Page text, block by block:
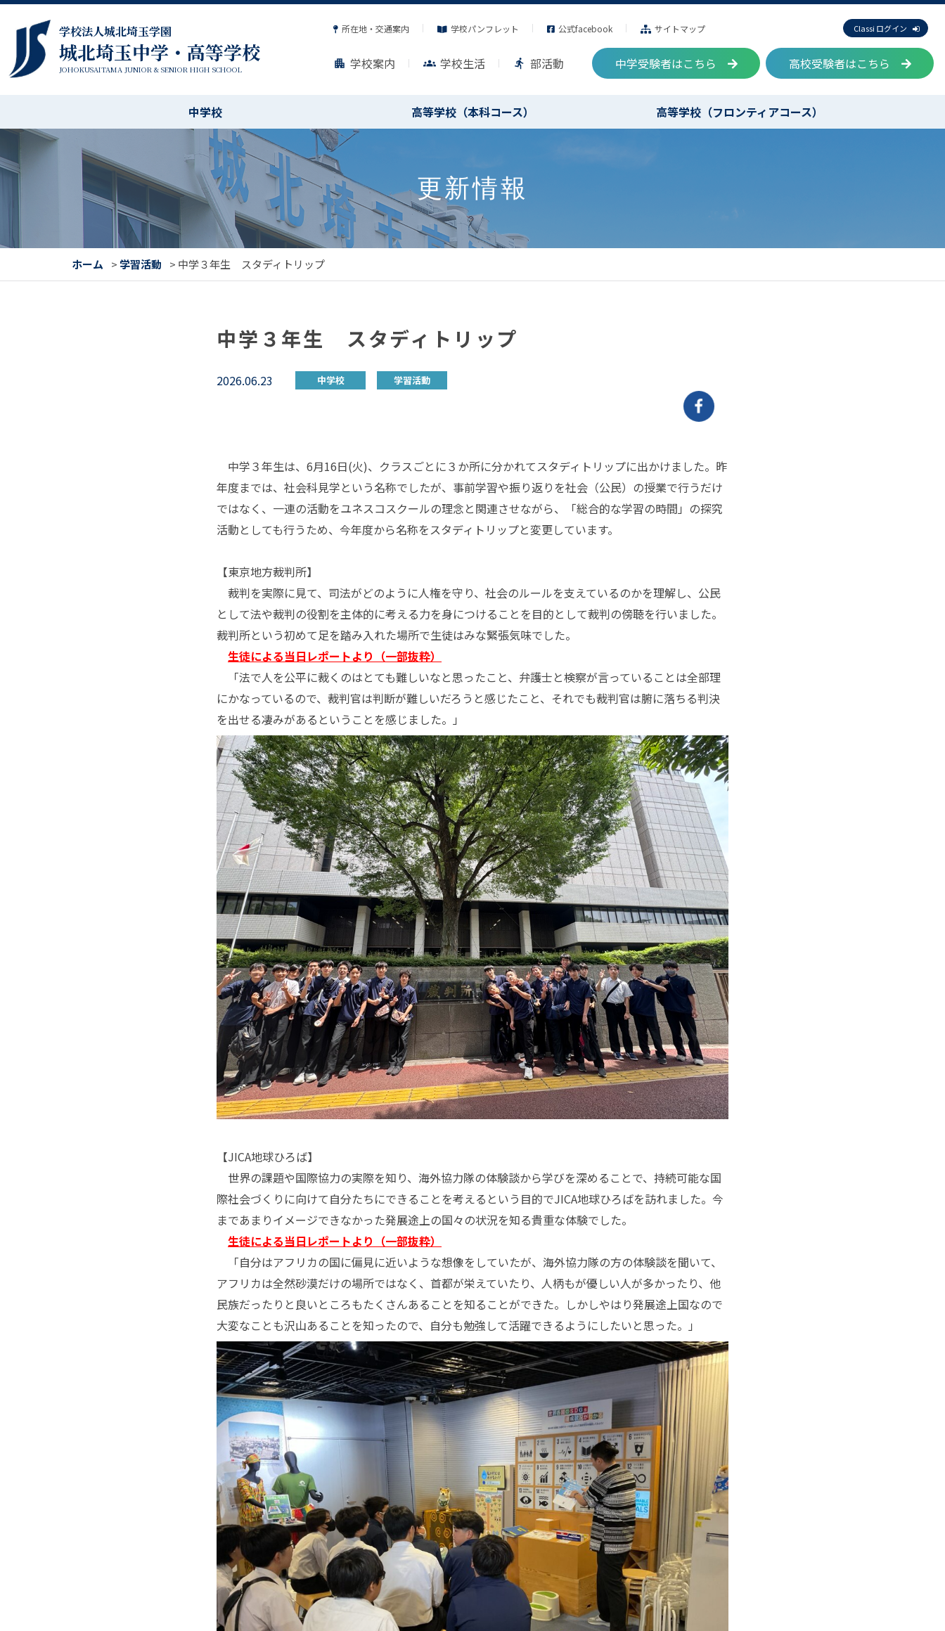
学校法人城北埼玉学園
城北埼玉中学・高等学校
JOHOKUSAITAMA JUNIOR & SENIOR HIGH SCHOOL
所在地・交通案内 学校パンフレット 公式facebook サイトマップ Classi ログイン
apartment 学校案内 groups 学校生活 directions_run 部活動 中学受験者はこちら 高校受験者はこちら
中学校 高等学校（本科コース） 高等学校（フロンティアコース）
更新情報
ホーム > 学習活動 > 中学３年生 スタディトリップ
中学３年生 スタディトリップ
2026.06.23 中学校 学習活動
中学３年生は、6月16日(火)、クラスごとに３か所に分かれてスタディトリップに出かけました。昨
年度までは、社会科見学という名称でしたが、事前学習や振り返りを社会（公民）の授業で行うだけ
ではなく、一連の活動をユネスコスクールの理念と関連させながら、「総合的な学習の時間」の探究
活動としても行うため、今年度から名称をスタディトリップと変更しています。
【東京地方裁判所】
裁判を実際に見て、司法がどのように人権を守り、社会のルールを支えているのかを理解し、公民
として法や裁判の役割を主体的に考える力を身につけることを目的として裁判の傍聴を行いました。
裁判所という初めて足を踏み入れた場所で生徒はみな緊張気味でした。
生徒による当日レポートより（一部抜粋）
「法で人を公平に裁くのはとても難しいなと思ったこと、弁護士と検察が言っていることは全部理
にかなっているので、裁判官は判断が難しいだろうと感じたこと、それでも裁判官は腑に落ちる判決
を出せる凄みがあるということを感じました。」
【JICA地球ひろば】
世界の課題や国際協力の実際を知り、海外協力隊の体験談から学びを深めることで、持続可能な国
際社会づくりに向けて自分たちにできることを考えるという目的でJICA地球ひろばを訪れました。今
まであまりイメージできなかった発展途上の国々の状況を知る貴重な体験でした。
生徒による当日レポートより（一部抜粋）
「自分はアフリカの国に偏見に近いような想像をしていたが、海外協力隊の方の体験談を聞いて、
アフリカは全然砂漠だけの場所ではなく、首都が栄えていたり、人柄もが優しい人が多かったり、他
民族だったりと良いところもたくさんあることを知ることができた。しかしやはり発展途上国なので
大変なことも沢山あることを知ったので、自分も勉強して活躍できるようにしたいと思った。」